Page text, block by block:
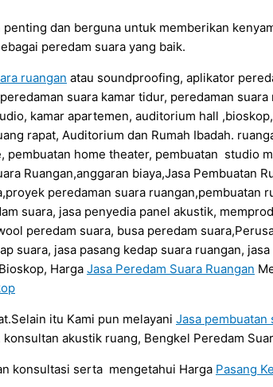
dan berguna untuk memberikan
peredam suara yang baik.
ruangan atau soundproofing, aplikator
suara kamar tidur, peredaman
kamar apartemen, auditorium hall
rapat, Auditorium dan Rumah Ibadah.
pembuatan home theater, pembuatan
Ruangan,anggaran biaya,Jasa Pembuatan
peredaman suara
suara, jasa penyedia panel akustik,
peredam suara, busa peredam
suara, jasa pasang kedap suara ruangan,
Harga Jasa Peredam Suara Ruangan
itu Kami pun melayani Jasa pembuatan
akustik ruang, Bengkel Peredam
konsultasi serta mengetahui Harga Pasang